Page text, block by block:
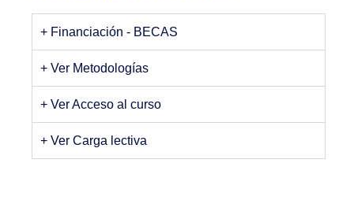
+ Financiación - BECAS
+ Ver Metodologías
+ Ver Acceso al curso
+ Ver Carga lectiva